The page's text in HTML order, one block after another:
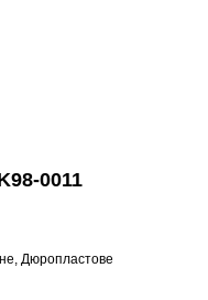
0011
Дюропластове